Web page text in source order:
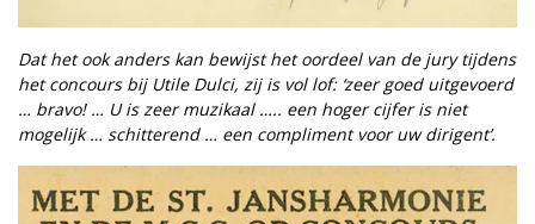
Dat het ook anders kan bewijst het oordeel van de jury tijdens
het concours bij Utile Dulci, zij is vol lof: ‘zeer goed uitgevoerd
… bravo! … U is zeer muzikaal ….. een hoger cijfer is niet
mogelijk … schitterend … een compliment voor uw dirigent’.